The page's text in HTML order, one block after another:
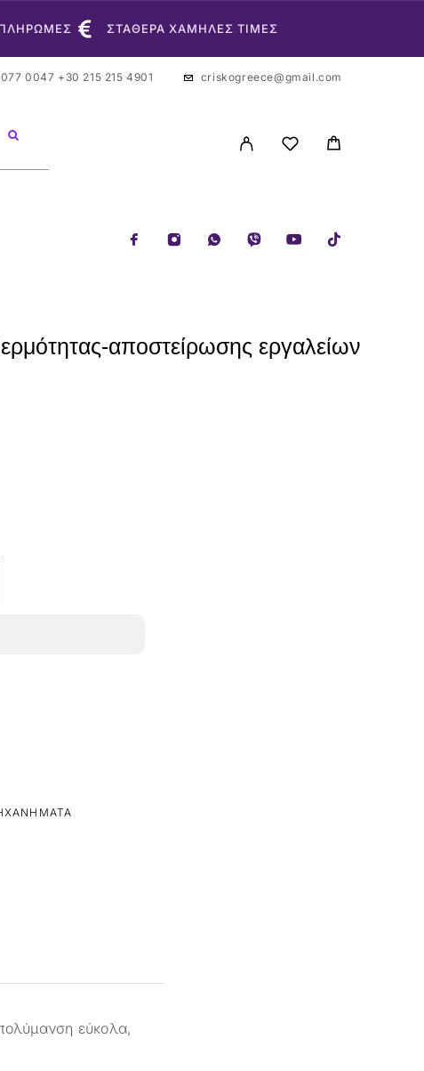
ΣΤΑΘΕΡΑ ΧΑΜΗΛΕΣ ΤΙΜΕΣ
0047 +30 215 215 4901 criskogreece@gmail.com
αποστείρωσης εργαλείων
εύκολα,